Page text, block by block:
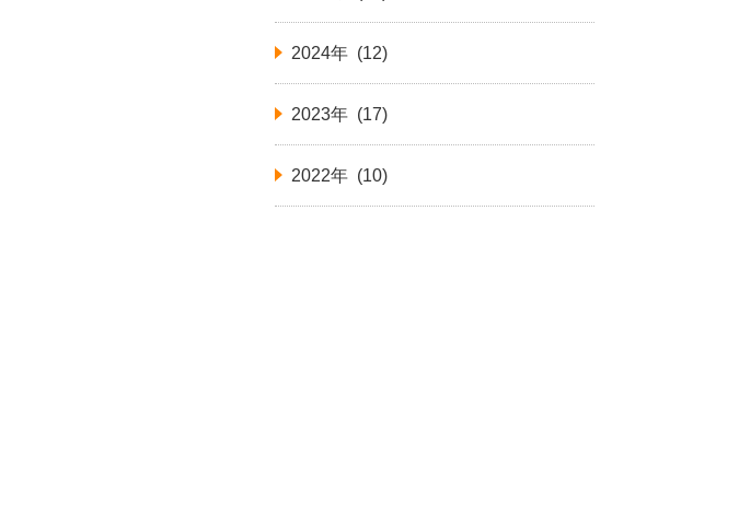
2024年 (12)
2023年 (17)
2022年 (10)